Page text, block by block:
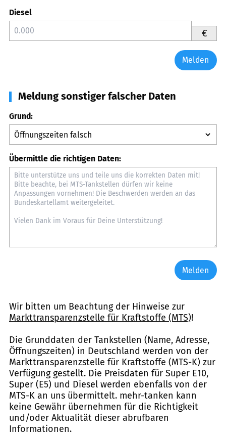
Diesel
€
Melden
Meldung sonstiger falscher Daten
Grund:
Übermittle die richtigen Daten:
Melden
Wir bitten um Beachtung der Hinweise zur
Markttransparenzstelle für Kraftstoffe (MTS)!
Die Grunddaten der Tankstellen (Name, Adresse,
Öffnungszeiten) in Deutschland werden von der
Markttransparenzstelle für Kraftstoffe (MTS-K) zur
Verfügung gestellt. Die Preisdaten für Super E10,
Super (E5) und Diesel werden ebenfalls von der
MTS-K an uns übermittelt. mehr-tanken kann
keine Gewähr übernehmen für die Richtigkeit
und/oder Aktualität dieser abrufbaren
Informationen.